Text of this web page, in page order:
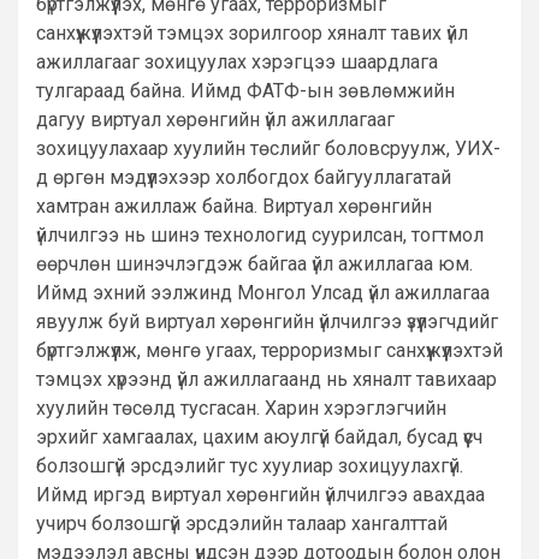
санхүүжүүлэхтэй тэмцэх зорилгоор хяналт тавих үйл
ажиллагааг зохицуулах хэрэгцээ шаардлага
тулгараад байна. Иймд ФАТФ-ын зөвлөмжийн
дагуу виртуал хөрөнгийн үйл ажиллагааг
зохицуулахаар хуулийн төслийг боловсруулж, УИХ-
д өргөн мэдүүлэхээр холбогдох байгууллагатай
хамтран ажиллаж байна. Виртуал хөрөнгийн
үйлчилгээ нь шинэ технологид суурилсан, тогтмол
өөрчлөн шинэчлэгдэж байгаа үйл ажиллагаа юм.
Иймд эхний ээлжинд Монгол Улсад үйл ажиллагаа
явуулж буй виртуал хөрөнгийн үйлчилгээ үзүүлэгчдийг
бүртгэлжүүлж, мөнгө угаах, терроризмыг санхүүжүүлэхтэй
тэмцэх хүрээнд үйл ажиллагаанд нь хяналт тавихаар
хуулийн төсөлд тусгасан. Харин хэрэглэгчийн
эрхийг хамгаалах, цахим аюулгүй байдал, бусад үүсч
болзошгүй эрсдэлийг тус хуулиар зохицуулахгүй.
Иймд иргэд виртуал хөрөнгийн үйлчилгээ авахдаа
учирч болзошгүй эрсдэлийн талаар хангалттай
мэдээлэл авсны үндсэн дээр дотоодын болон олон